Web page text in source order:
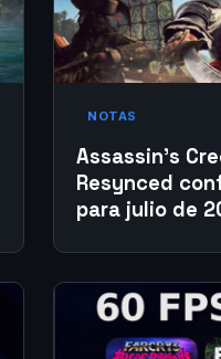
NOTAS
Assassin’s
Resynced
para julio de